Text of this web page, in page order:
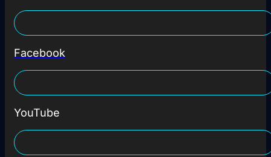
Facebook
YouTube